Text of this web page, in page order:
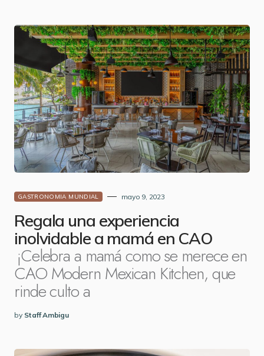
GASTRONOMIA MUNDIAL mayo 9, 2023
Regala una experiencia
inolvidable a mamá en CAO
¡Celebra a mamá como se merece en
CAO Modern Mexican Kitchen, que
rinde culto a
by Staff Ambigu